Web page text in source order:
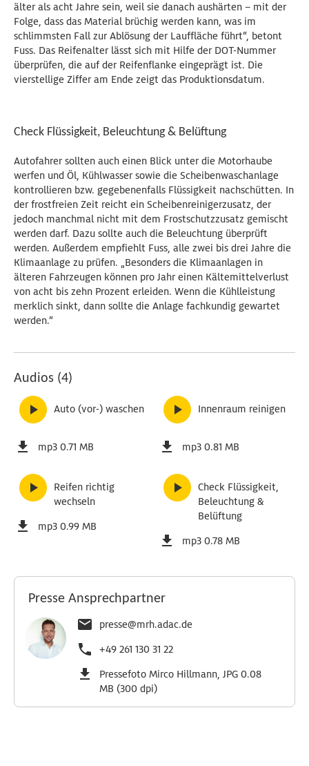
älter als acht Jahre sein, weil sie danach aushärten – mit der
Folge, dass das Material brüchig werden kann, was im
schlimmsten Fall zur Ablösung der Lauffläche führt“, betont
Fuss. Das Reifenalter lässt sich mit Hilfe der DOT-Nummer
überprüfen, die auf der Reifenflanke eingeprägt ist. Die
vierstellige Ziffer am Ende zeigt das Produktionsdatum.
Check Flüssigkeit, Beleuchtung & Belüftung
Autofahrer sollten auch einen Blick unter die Motorhaube
werfen und Öl, Kühlwasser sowie die Scheibenwaschanlage
kontrollieren bzw. gegebenenfalls Flüssigkeit nachschütten. In
der frostfreien Zeit reicht ein Scheibenreinigerzusatz, der
jedoch manchmal nicht mit dem Frostschutzzusatz gemischt
werden darf. Dazu sollte auch die Beleuchtung überprüft
werden. Außerdem empfiehlt Fuss, alle zwei bis drei Jahre die
Klimaanlage zu prüfen. „Besonders die Klimaanlagen in
älteren Fahrzeugen können pro Jahr einen Kältemittelverlust
von acht bis zehn Prozent erleiden. Wenn die Kühlleistung
merklich sinkt, dann sollte die Anlage fachkundig gewartet
werden.“
Audios (4)
Auto (vor-) waschen
mp3 0.71 MB
Innenraum reinigen
mp3 0.81 MB
Reifen richtig
wechseln
mp3 0.99 MB
Check Flüssigkeit,
Beleuchtung &
Belüftung
mp3 0.78 MB
Presse Ansprechpartner
presse@mrh.adac.de
+49 261 130 31 22
Pressefoto Mirco Hillmann, JPG 0.08
MB (300 dpi)